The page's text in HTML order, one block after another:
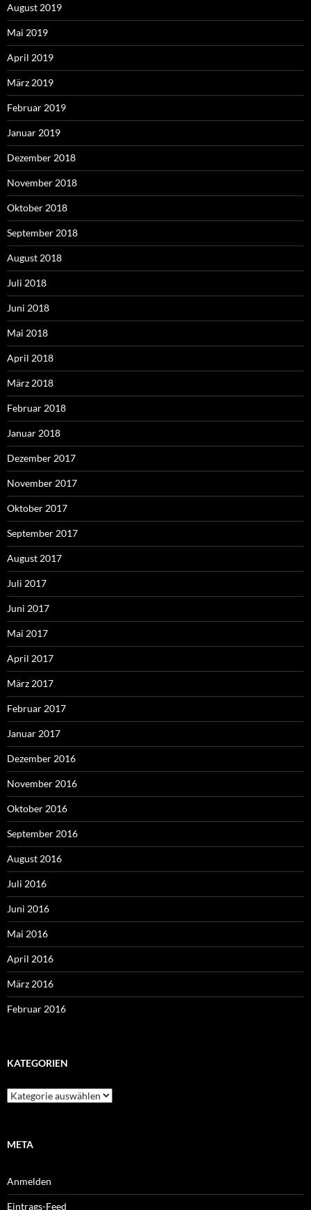
August 2019
Mai 2019
April 2019
März 2019
Februar 2019
Januar 2019
Dezember 2018
November 2018
Oktober 2018
September 2018
August 2018
Juli 2018
Juni 2018
Mai 2018
April 2018
März 2018
Februar 2018
Januar 2018
Dezember 2017
November 2017
Oktober 2017
September 2017
August 2017
Juli 2017
Juni 2017
Mai 2017
April 2017
März 2017
Februar 2017
Januar 2017
Dezember 2016
November 2016
Oktober 2016
September 2016
August 2016
Juli 2016
Juni 2016
Mai 2016
April 2016
März 2016
Februar 2016
KATEGORIEN
Kategorien
META
Anmelden
Eintrags-Feed